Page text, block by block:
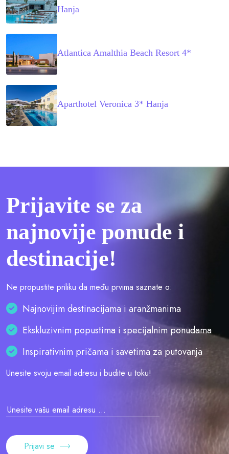
Hanja
Atlantica Amalthia Beach Resort 4*
Aparthotel Veronica 3* Hanja
Prijavite se za
najnovije ponude i
destinacije!
Ne propustite priliku da među prvima saznate o:
Najnovijim destinacijama i aranžmanima
Ekskluzivnim popustima i specijalnim ponudama
Inspirativnim pričama i savetima za putovanja
Unesite svoju email adresu i budite u toku!
Prijavi se